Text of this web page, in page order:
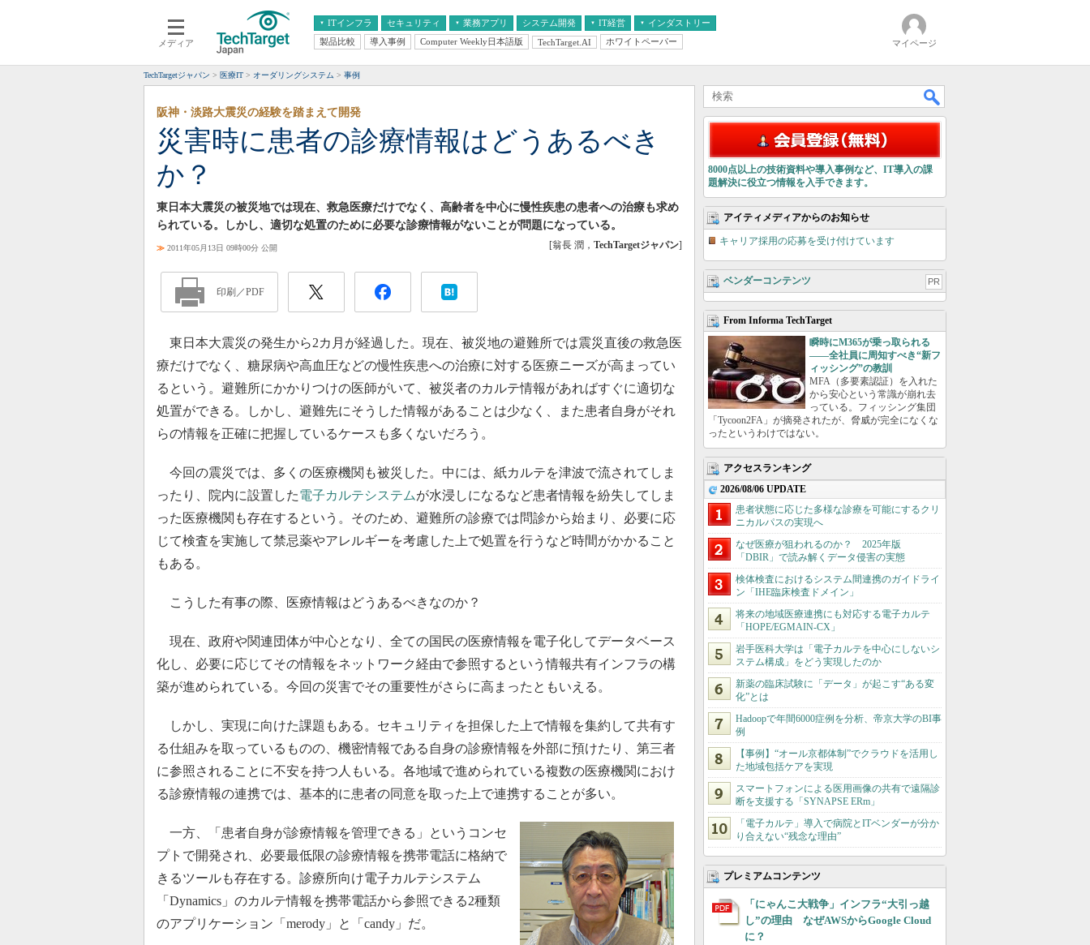
メディア
ITインフラ
クラウド
スマートモバイル
ネットワーク
システム運用管理
セキュリティ 業務アプリ
エンタープライズAI
ERP
CX
情報系システム
システム開発 IT経営
経営とIT
インダストリー
医療IT
製品比較 導入事例 Computer Weekly日本語版 TechTarget.AI ホワイトペーパー マイページ
TechTargetジャパン 医療IT オーダリングシステム 事例
災害時に患者の診療情報はどうあるべき
か？
阪神・淡路大震災の経験を踏まえて開発
東日本大震災の被災地では現在、救急医療だけでなく、高齢者を中心に慢性疾患の患者への治療も求め
られている。しかし、適切な処置のために必要な診療情報がないことが問題になっている。
≫ 2011年05月13日 09時00分 公開 [翁長 潤， TechTargetジャパン]
印刷／PDF
東日本大震災の発生から2カ月が経過した。現在、被災地の避難所では震災直後の救急医
療だけでなく、糖尿病や高血圧などの慢性疾患への治療に対する医療ニーズが高まってい
るという。避難所にかかりつけの医師がいて、被災者のカルテ情報があればすぐに適切な
処置ができる。しかし、避難先にそうした情報があることは少なく、また患者自身がそれ
らの情報を正確に把握しているケースも多くないだろう。
今回の震災では、多くの医療機関も被災した。中には、紙カルテを津波で流されてしま
ったり、院内に設置した電子カルテシステムが水浸しになるなど患者情報を紛失してしま
った医療機関も存在するという。そのため、避難所の診療では問診から始まり、必要に応
じて検査を実施して禁忌薬やアレルギーを考慮した上で処置を行うなど時間がかかること
もある。
こうした有事の際、医療情報はどうあるべきなのか？
現在、政府や関連団体が中心となり、全ての国民の医療情報を電子化してデータベース
化し、必要に応じてその情報をネットワーク経由で参照するという情報共有インフラの構
築が進められている。今回の災害でその重要性がさらに高まったともいえる。
しかし、実現に向けた課題もある。セキュリティを担保した上で情報を集約して共有す
る仕組みを取っているものの、機密情報である自身の診療情報を外部に預けたり、第三者
に参照されることに不安を持つ人もいる。各地域で進められている複数の医療機関におけ
る診療情報の連携では、基本的に患者の同意を取った上で連携することが多い。
一方、「患者自身が診療情報を管理できる」というコンセ
プトで開発され、必要最低限の診療情報を携帯電話に格納で
きるツールも存在する。診療所向け電子カルテシステム
「Dynamics」のカルテ情報を携帯電話から参照できる2種類
のアプリケーション「merody」と「candy」だ。
8000点以上の技術資料や導入事例など、IT導入の課
題解決に役立つ情報を入手できます。
アイティメディアからのお知らせ
キャリア採用の応募を受け付けています
ベンダーコンテンツ PR
From Informa TechTarget
瞬時にM365が乗っ取られる
――全社員に周知すべき“新フ
ィッシング”の教訓
MFA（多要素認証）を入れた
から安心という常識が崩れ去
っている。フィッシング集団
「Tycoon2FA」が摘発されたが、脅威が完全になくな
ったというわけではない。
アクセスランキング
2026/08/06 UPDATE
患者状態に応じた多様な診療を可能にするクリ
ニカルパスの実現へ
なぜ医療が狙われるのか？ 2025年版
「DBIR」で読み解くデータ侵害の実態
検体検査におけるシステム間連携のガイドライ
ン「IHE臨床検査ドメイン」
将来の地域医療連携にも対応する電子カルテ
「HOPE/EGMAIN-CX」
岩手医科大学は「電子カルテを中心にしないシ
ステム構成」をどう実現したのか
新薬の臨床試験に「データ」が起こす“ある変
化”とは
Hadoopで年間6000症例を分析、帝京大学のBI事
例
【事例】“オール京都体制”でクラウドを活用し
た地域包括ケアを実現
スマートフォンによる医用画像の共有で遠隔診
断を支援する「SYNAPSE ERm」
「電子カルテ」導入で病院とITベンダーが分か
り合えない“残念な理由”
プレミアムコンテンツ
「にゃんこ大戦争」インフラ“大引っ越
し”の理由 なぜAWSからGoogle Cloud
に？